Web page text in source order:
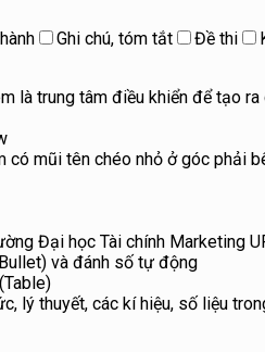
Ghi chú, tóm tắt Đề thi
là trung tâm điều khiển để tạo ra
mũi tên chéo nhỏ ở góc phải
Đại học Tài chính Marketing
và đánh số tự động
lý thuyết, các kí hiệu, số liệu